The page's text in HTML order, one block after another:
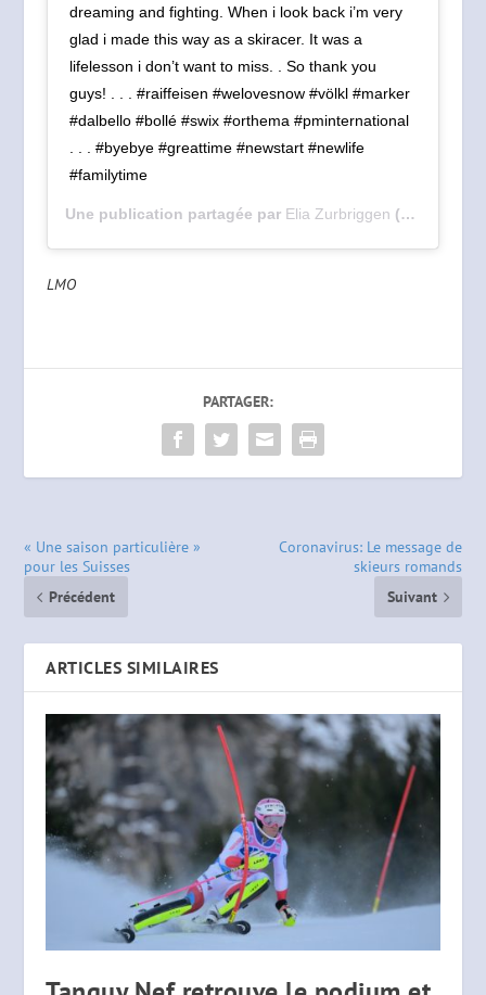
dreaming and fighting. When i look back i’m very
glad i made this way as a skiracer. It was a
lifelesson i don’t want to miss. . So thank you
guys! . . . #raiffeisen #welovesnow #völkl #marker
#dalbello #bollé #swix #orthema #pminternational
. . . #byebye #greattime #newstart #newlife
#familytime
Une publication partagée par Elia Zurbriggen (@elia_zurbriggen) le
LMO
PARTAGER:
« Une saison particulière »
pour les Suisses
Précédent
Coronavirus: Le message de
skieurs romands
Suivant
ARTICLES SIMILAIRES